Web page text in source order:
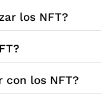
los NFT?
con los NFT?